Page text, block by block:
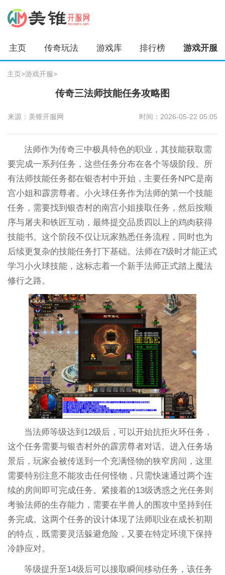
主页 传奇玩法 游戏库 排行榜 游戏开服
主页>游戏开服>
传奇三法师技能任务攻略图
来源：美锥开服网 时间：2026-05-22 05:05
法师作为传奇三中极具特色的职业，其技能获取需
要完成一系列任务，这些任务分布在各个等级阶段。所
有法师技能任务都在银杏村中开始，主要任务NPC是南
宫小姐和霹雳尊者。小火球任务作为法师的第一个技能
任务，需要找到银杏村的南宫小姐接取任务，然后按顺
序与屠夫和铁匠互动，最终提交品质四以上的鸡肉获得
技能书。这个阶段不仅让玩家熟悉任务流程，同时也为
后续更复杂的技能任务打下基础。法师在7级时才能正式
学习小火球技能，这标志着一个新手法师正式踏上魔法
修行之路。
当法师等级达到12级后，可以开始抗拒火环任务，
这个任务需要与银杏村外的霹雳尊者对话。进入任务场
景后，玩家会被传送到一个充满怪物的狭窄房间，这里
需要特别注意不能攻击任何怪物，只需快速通过两个连
续的房间即可完成任务。紧接着的13级诱惑之光任务则
考验法师的生存能力，需要在半兽人的围攻中坚持到任
务完成。这两个任务的设计体现了法师职业在成长初期
的特点，既需要灵活躲避危险，又要在特定环境下保持
冷静应对。
等级提升至14级后可以接取瞬间移动任务，该任务